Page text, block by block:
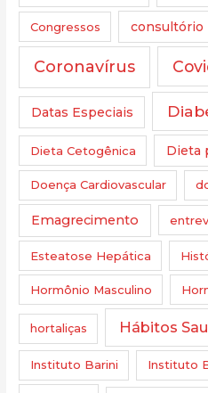
Congressos consultório
Coronavírus
Datas Especiais
Dieta Cetogênica Dieta
Doença Cardiovascular
Emagrecimento
Esteatose Hepática
Hormônio Masculino
hortaliças Hábitos
Instituto Barini Instituto